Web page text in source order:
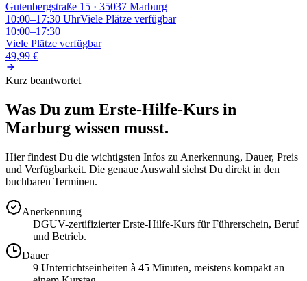
Gutenbergstraße 15 · 35037 Marburg
10:00–17:30 UhrViele Plätze verfügbar
10:00–17:30
Viele Plätze verfügbar
49,99 €
Kurz beantwortet
Was Du zum Erste-Hilfe-Kurs in
Marburg wissen musst.
Hier findest Du die wichtigsten Infos zu Anerkennung, Dauer, Preis
und Verfügbarkeit. Die genaue Auswahl siehst Du direkt in den
buchbaren Terminen.
Anerkennung
DGUV-zertifizierter Erste-Hilfe-Kurs für Führerschein, Beruf
und Betrieb.
Dauer
9 Unterrichtseinheiten à 45 Minuten, meistens kompakt an